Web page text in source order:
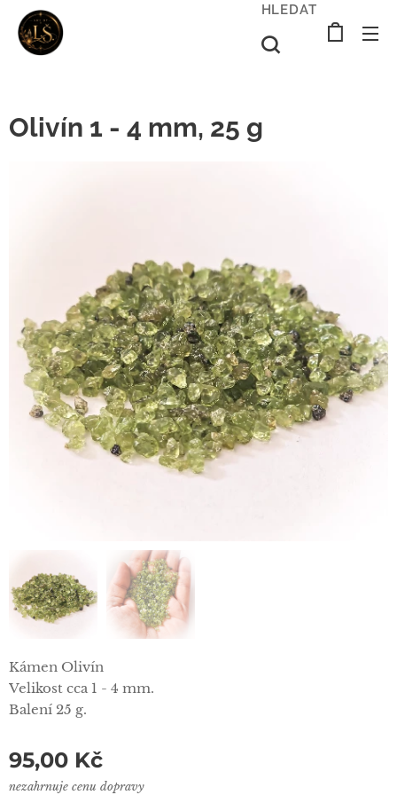
HLEDAT
Olivín 1 - 4 mm, 25 g
Kámen Olivín
Velikost cca 1 - 4 mm.
Balení 25 g.
95,00 Kč
nezahrnuje cenu dopravy